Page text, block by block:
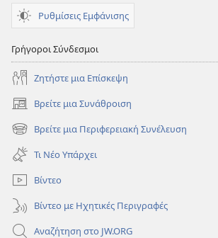
Ρυθμίσεις Εμφάνισης
Γρήγοροι Σύνδεσμοι
Ζητήστε μια Επίσκεψη
Βρείτε μια Συνάθροιση
(ανοίγει
νέο
παράθυρο)
Βρείτε μια Περιφερειακή Συνέλευση
(ανοίγει
νέο
παράθυρο)
Τι Νέο Υπάρχει
Βίντεο
Βίντεο με Ηχητικές Περιγραφές
Αναζήτηση στο JW.ORG